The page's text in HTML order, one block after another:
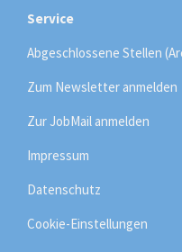
Service
Abgeschlossene Stellen
Zum Newsletter anmelden
Zur JobMail anmelden
Impressum
Datenschutz
Cookie-Einstellungen